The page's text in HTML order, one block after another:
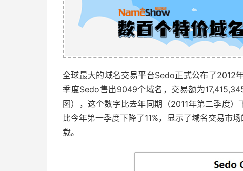
全球最大的域名交易平台Sedo正式公布了2012
季度Sedo售出9049个域名，交易额为
图），这个数字比去年同期（2011年第二季度
比今年第一季度下降了11%，显示了域名交易市
载。